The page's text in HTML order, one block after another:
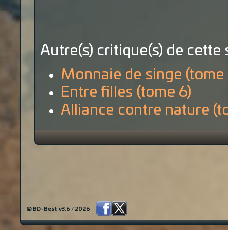
Autre(s) critique(s) de cette
Monnaie de singe (tome
Entre filles (tome 6)
Alliance contre nature
© BD-Best v3.6 / 2026